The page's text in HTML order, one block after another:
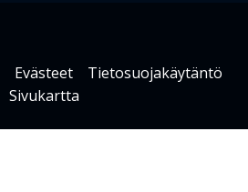
Evästeet
Tietosuojakäytäntö
Sivukartta